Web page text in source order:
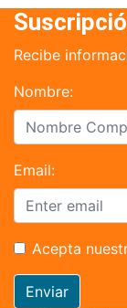
Recibe
Nombre:
Email:
Acepta
Enviar